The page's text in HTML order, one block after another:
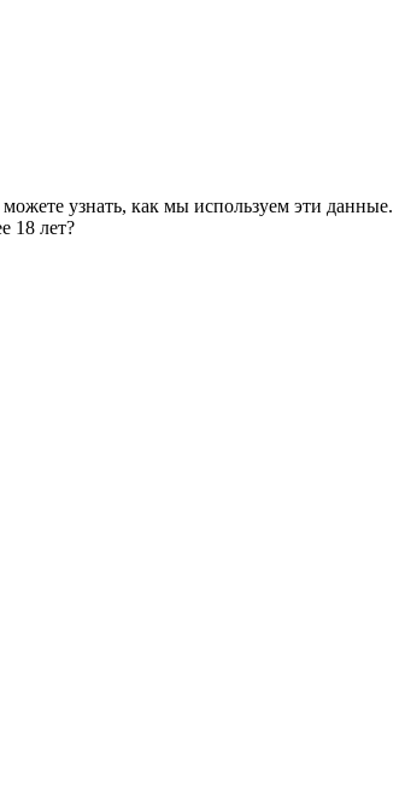
узнать, как мы используем эти данные.
18 лет?